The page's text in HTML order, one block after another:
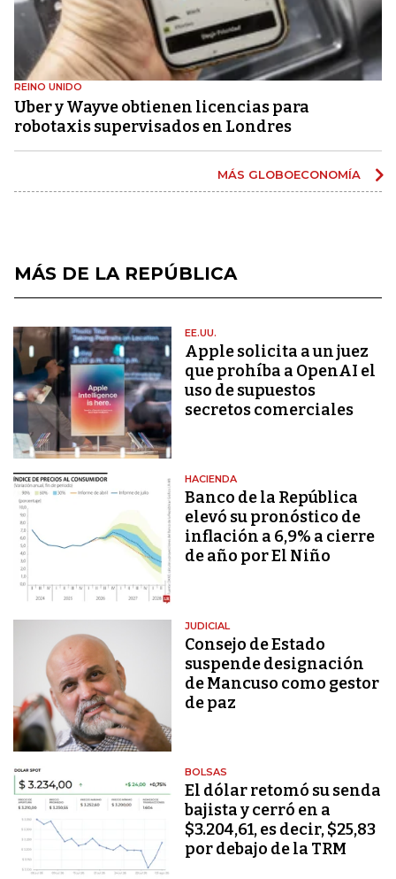
REINO UNIDO
Uber y Wayve obtienen licencias para
robotaxis supervisados ​​en Londres
MÁS GLOBOECONOMÍA
MÁS DE LA REPÚBLICA
EE.UU.
Apple solicita a un juez
que prohíba a OpenAI el
uso de supuestos
secretos comerciales
HACIENDA
Banco de la República
elevó su pronóstico de
inflación a 6,9% a cierre
de año por El Niño
JUDICIAL
Consejo de Estado
suspende designación
de Mancuso como gestor
de paz
BOLSAS
El dólar retomó su senda
bajista y cerró en a
$3.204,61, es decir, $25,83
por debajo de la TRM